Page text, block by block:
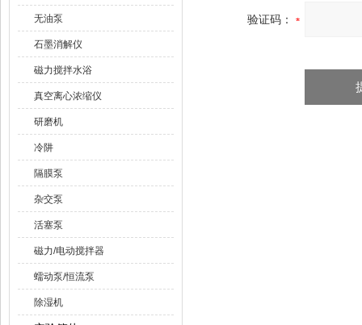
无油泵
石墨消解仪
磁力搅拌水浴
真空离心浓缩仪
研磨机
冷阱
隔膜泵
杂交泵
活塞泵
磁力/电动搅拌器
蠕动泵/恒流泵
除湿机
验证码：